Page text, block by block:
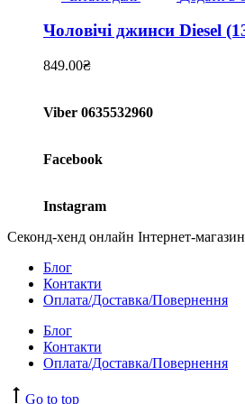
Чоловічі джинси Diesel
849.00₴
Viber 0635532960
Facebook
Instagram
Секонд-хенд онлайн Інтернет-
Блог
Контакти
Оплата/Доставка/Повернення
Блог
Контакти
Оплата/Доставка/Повернення
Go to top